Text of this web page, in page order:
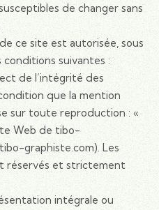
de changer sans
ce site est autorisée, sous
suivantes :
de l’intégrité des
que la mention
sur toute reproduction : «
Web de tibo-
graphiste.com). Les
réservés et strictement
intégrale ou